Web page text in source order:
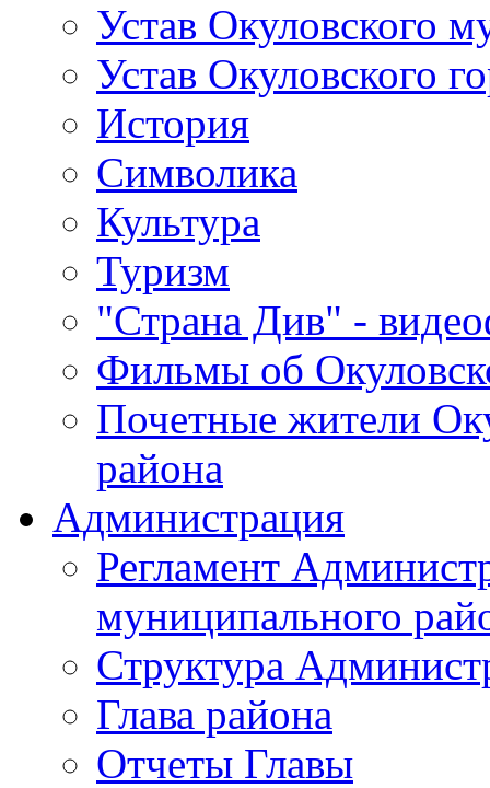
Устав Окуловского
Устав Окуловского
История
Символика
Культура
Туризм
"Страна Див" -
Фильмы об
Почетные жители
района
Администрация
Регламент
муниципального
Структура
Глава района
Отчеты Главы